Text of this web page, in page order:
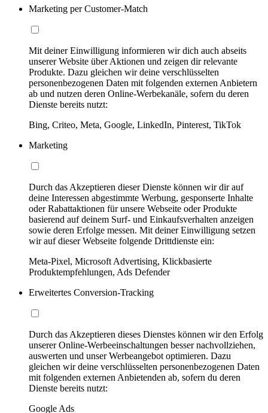
Marketing per Customer-Match
Mit deiner Einwilligung informieren wir dich auch abseits
unserer Website über Aktionen und zeigen dir relevante
Produkte. Dazu gleichen wir deine verschlüsselten
personenbezogenen Daten mit folgenden externen Anbietern
ab und nutzen deren Online-Werbekanäle, sofern du deren
Dienste bereits nutzt:
Bing, Criteo, Meta, Google, LinkedIn, Pinterest, TikTok
Marketing
Durch das Akzeptieren dieser Dienste können wir dir auf
deine Interessen abgestimmte Werbung, gesponserte Inhalte
oder Rabattaktionen für unsere Webseite oder Produkte
basierend auf deinem Surf- und Einkaufsverhalten anzeigen
sowie deren Erfolge messen. Mit deiner Einwilligung setzen
wir auf dieser Webseite folgende Drittdienste ein:
Meta-Pixel, Microsoft Advertising, Klickbasierte
Produktempfehlungen, Ads Defender
Erweitertes Conversion-Tracking
Durch das Akzeptieren dieses Dienstes können wir den Erfolg
unserer Online-Werbeeinschaltungen besser nachvollziehen,
auswerten und unser Werbeangebot optimieren. Dazu
gleichen wir deine verschlüsselten personenbezogenen Daten
mit folgenden externen Anbietenden ab, sofern du deren
Dienste bereits nutzt:
Google Ads